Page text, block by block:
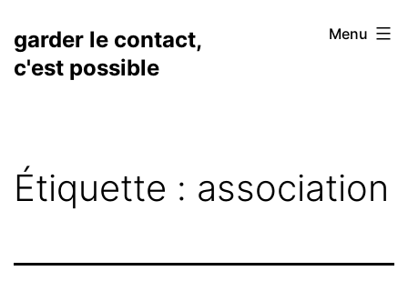
au
contenu
garder le contact,
c'est possible
Menu
Étiquette : association